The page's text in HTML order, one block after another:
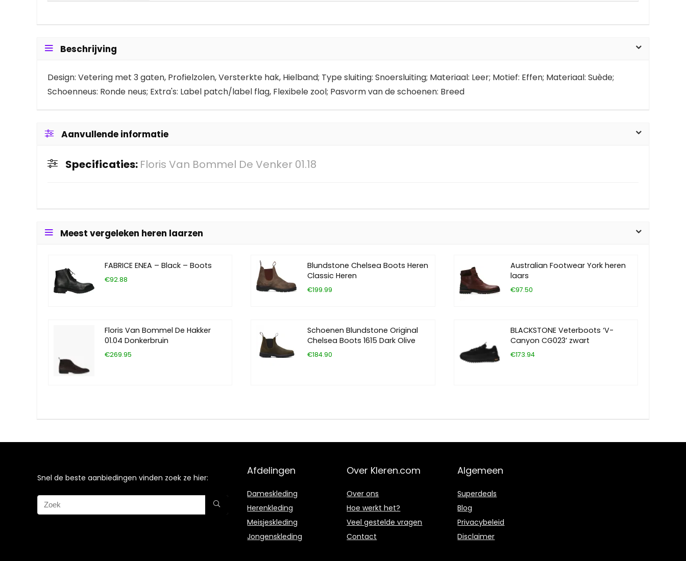
Beschrijving
Design: Vetering met 3 gaten, Profielzolen, Versterkte hak, Hielband; Type sluiting: Snoersluiting; Materiaal: Leer; Motief: Effen; Materiaal: Suède;
Schoenneus: Ronde neus; Extra's: Label patch/label flag, Flexibele zool; Pasvorm van de schoenen: Breed
Aanvullende informatie
Specificaties: Floris Van Bommel De Venker 01.18
Meest vergeleken heren laarzen
FABRICE ENEA – Black – Boots
€92.88
Blundstone Chelsea Boots Heren
Classic Heren
€199.99
Australian Footwear York heren
laars
€97.50
Floris Van Bommel De Hakker
01.04 Donkerbruin
€269.95
Schoenen Blundstone Original
Chelsea Boots 1615 Dark Olive
€184.90
BLACKSTONE Veterboots ‘V-
Canyon CG023’ zwart
€173.94
Snel de beste aanbiedingen vinden zoek ze hier:
Afdelingen
Dameskleding
Herenkleding
Meisjeskleding
Jongenskleding
Over Kleren.com
Over ons
Hoe werkt het?
Veel gestelde vragen
Contact
Algemeen
Superdeals
Blog
Privacybeleid
Disclaimer